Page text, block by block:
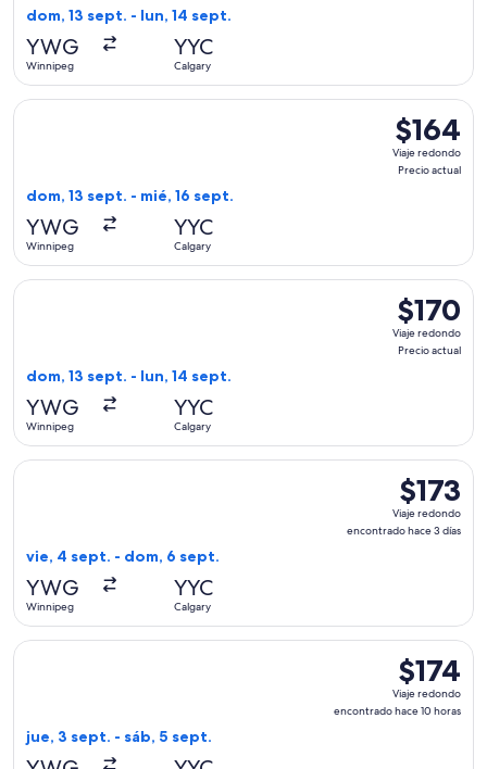
dom, 13 sept. - lun, 14 sept.
YWG
Winnipeg
YYC
Calgary
$164
Viaje
redondo,
$164
Viaje redondo
Precio actual
dom, 13 sept. - mié, 16 sept.
YWG
Winnipeg
YYC
Calgary
Seleccionar vuelo de Flair Airlines, con salida el dom, 13
$170
Viaje
redondo,
$170
Viaje redondo
Precio actual
dom, 13 sept. - lun, 14 sept.
YWG
Winnipeg
YYC
Calgary
Seleccionar vuelo de Air Canada, con salida el dom, 13
$173
Viaje
redondo,
$173
Viaje redondo
encontrado hace 3 días
vie, 4 sept. - dom, 6 sept.
YWG
Winnipeg
YYC
Calgary
Seleccionar vuelo de Flair Airlines, con salida el vie, 4
$174
Viaje
redondo,
$174
Viaje redondo
encontrado hace 10 horas
jue, 3 sept. - sáb, 5 sept.
Seleccionar vuelo de Flair Airlines, con salida el jue, 3